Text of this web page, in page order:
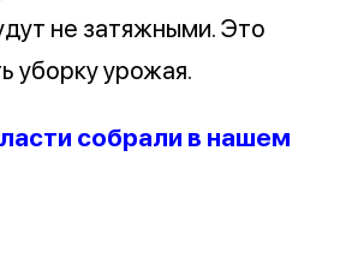
не затяжными. Это
уборку урожая.
собрали в нашем